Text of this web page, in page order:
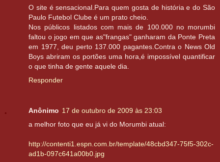
O site é sensacional.Para quem gosta de história e do São
Paulo Futebol Clube é um prato cheio.
Nos públicos listados com mais de 100.000 no morumbi
faltou o jogo em que as"frangas" ganharam da Ponte Preta
em 1977, deu perto 137.000 pagantes.Contra o News Old
Boys abriram os portões uma hora,é impossível quantificar
o que tinha de gente aquele dia.
Responder
Anônimo 17 de outubro de 2009 às 23:03
a melhor foto que eu já vi do Morumbi atual:
http://contenti1.espn.com.br/template/48cbd347-75f5-302c-
ad1b-097c641a00b0.jpg